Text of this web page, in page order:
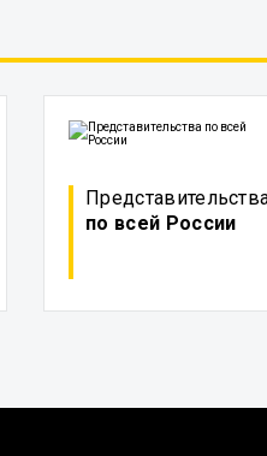
по всей России